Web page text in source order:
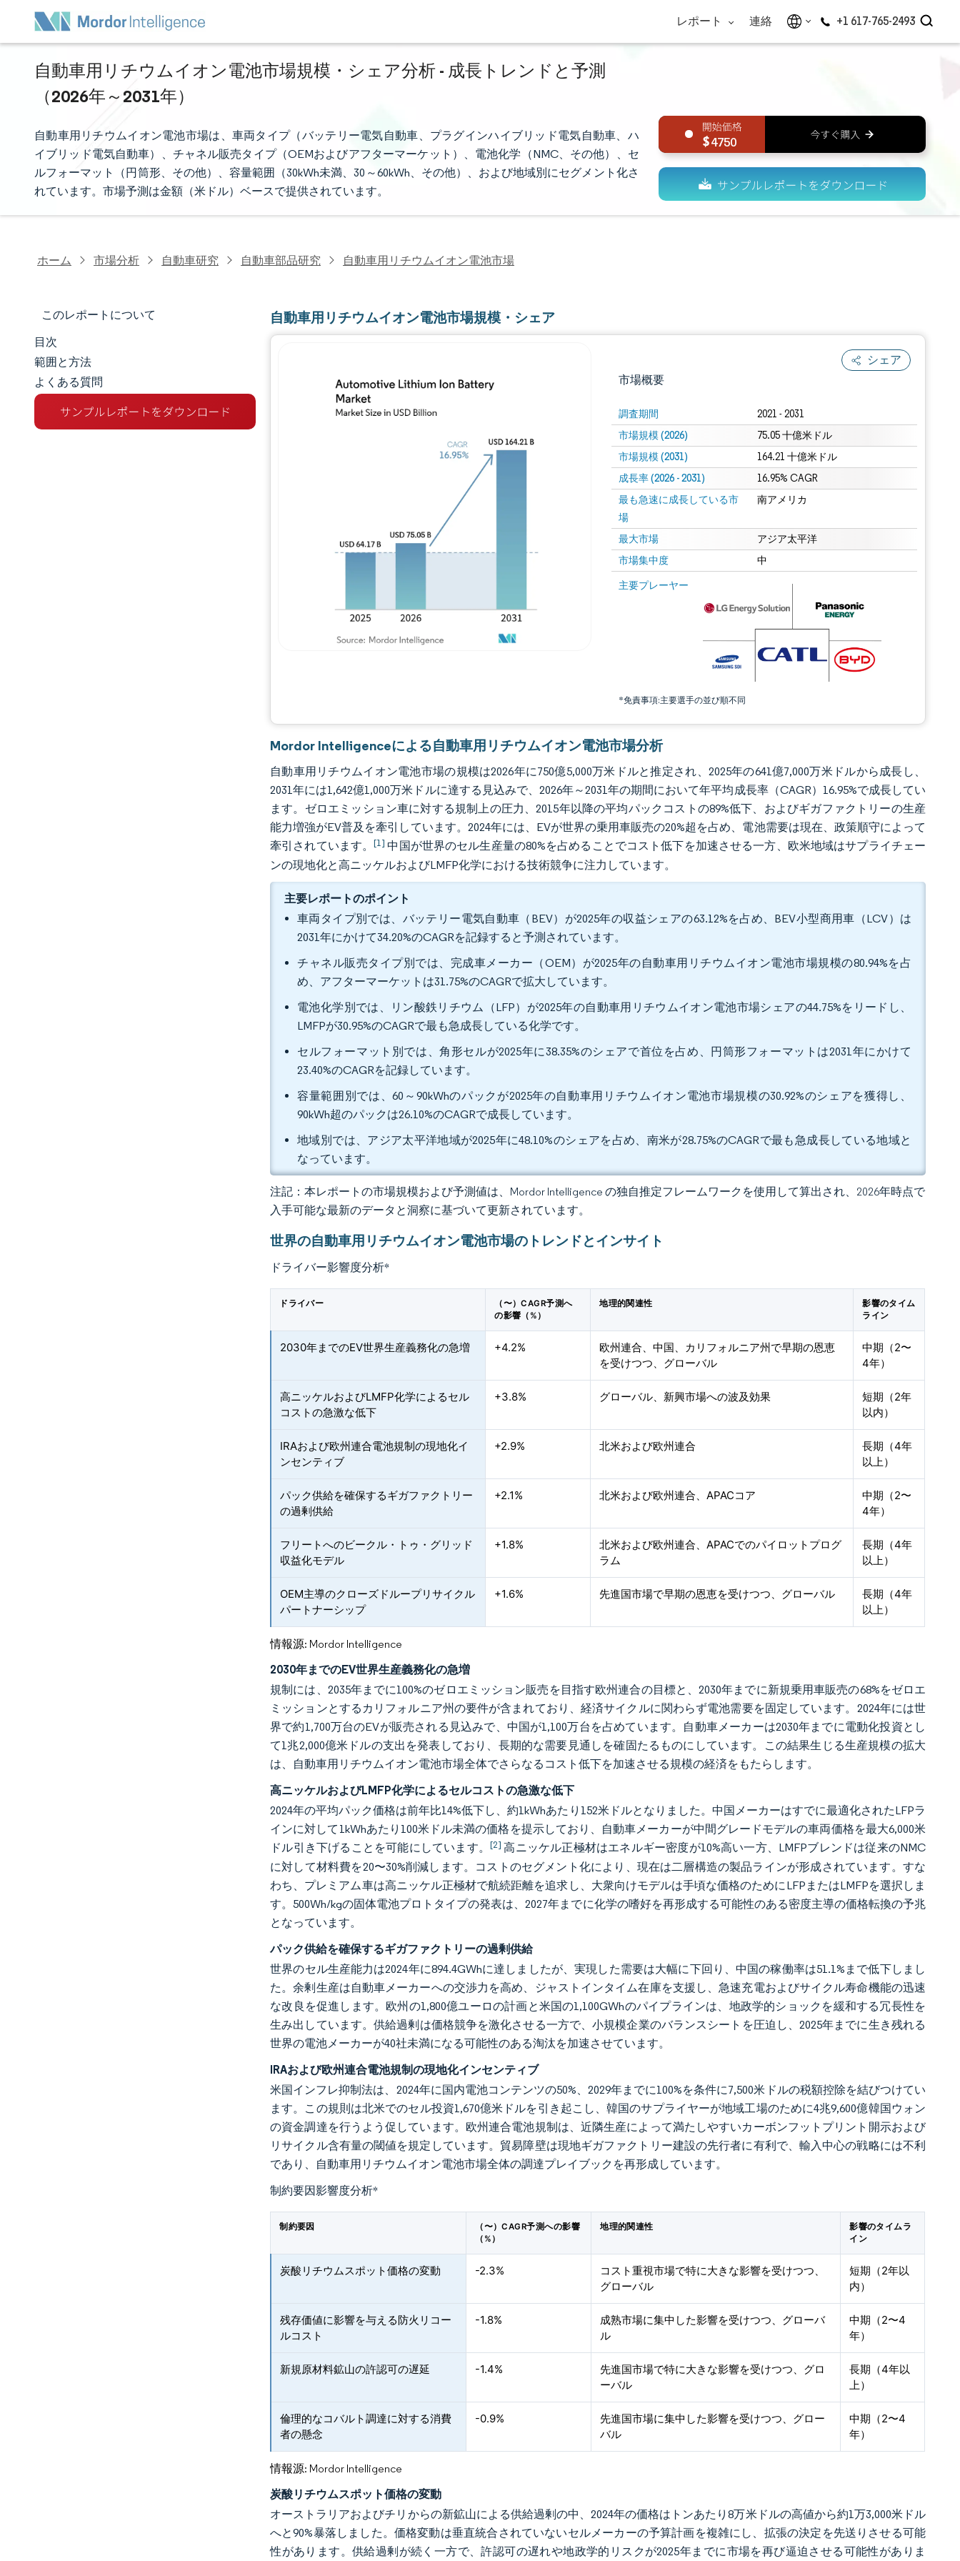
レポート 連絡 +1 617-765-2493
自動車用リチウムイオン電池市場規模・シェア分析 - 成長トレンドと予測
（2026年～2031年）
自動車用リチウムイオン電池市場は、車両タイプ（バッテリー電気自動車、プラグインハイブリッド電気自動車、ハ
イブリッド電気自動車）、チャネル販売タイプ（OEMおよびアフターマーケット）、電池化学（NMC、その他）、セ
ルフォーマット（円筒形、その他）、容量範囲（30kWh未満、30～60kWh、その他）、および地域別にセグメント化さ
れています。市場予測は金額（米ドル）ベースで提供されています。
4750
ホーム 市場分析 自動車研究 自動車部品研究 自動車用リチウムイオン電池市場
このレポートについて
市場規模とシェア
市場分析
トレンドとインサイト
目次
範囲と方法
よくある質問
自動車用リチウムイオン電池市場規模・シェア
シェア
市場概要
調査期間 2021 - 2031
市場規模 (2026) 75.05 十億米ドル
市場規模 (2031) 164.21 十億米ドル
成長率 (2026 - 2031) 16.95% CAGR
最も急速に成長している市
場
南アメリカ
最大市場 アジア太平洋
市場集中度 中
主要プレーヤー
*免責事項:主要選手の並び順不同
画像 © Mordor Intelligence。再利用にはCC BY 4.0の表示が必要です。
画像 © Mordor Intelligence。再利用にはCC BY 4.0の表示が必要です。
Mordor Intelligenceによる自動車用リチウムイオン電池市場分析
自動車用リチウムイオン電池市場の規模は2026年に750億5,000万米ドルと推定され、2025年の641億7,000万米ドルから成長し、
2031年には1,642億1,000万米ドルに達する見込みで、2026年～2031年の期間において年平均成長率（CAGR）16.95%で成長してい
ます。ゼロエミッション車に対する規制上の圧力、2015年以降の平均パックコストの89%低下、およびギガファクトリーの生産
能力増強がEV普及を牽引しています。2024年には、EVが世界の乗用車販売の20%超を占め、電池需要は現在、政策順守によって
牽引されています。[1] 中国が世界のセル生産量の80%を占めることでコスト低下を加速させる一方、欧米地域はサプライチェー
ンの現地化と高ニッケルおよびLMFP化学における技術競争に注力しています。
主要レポートのポイント
車両タイプ別では、バッテリー電気自動車（BEV）が2025年の収益シェアの63.12%を占め、BEV小型商用車（LCV）は
2031年にかけて34.20%のCAGRを記録すると予測されています。
チャネル販売タイプ別では、完成車メーカー（OEM）が2025年の自動車用リチウムイオン電池市場規模の80.94%を占
め、アフターマーケットは31.75%のCAGRで拡大しています。
電池化学別では、リン酸鉄リチウム（LFP）が2025年の自動車用リチウムイオン電池市場シェアの44.75%をリードし、
LMFPが30.95%のCAGRで最も急成長している化学です。
セルフォーマット別では、角形セルが2025年に38.35%のシェアで首位を占め、円筒形フォーマットは2031年にかけて
23.40%のCAGRを記録しています。
容量範囲別では、60～90kWhのパックが2025年の自動車用リチウムイオン電池市場規模の30.92%のシェアを獲得し、
90kWh超のパックは26.10%のCAGRで成長しています。
地域別では、アジア太平洋地域が2025年に48.10%のシェアを占め、南米が28.75%のCAGRで最も急成長している地域と
なっています。
注記：本レポートの市場規模および予測値は、Mordor Intelligence の独自推定フレームワークを使用して算出され、2026年時点で
入手可能な最新のデータと洞察に基づいて更新されています。
世界の自動車用リチウムイオン電池市場のトレンドとインサイト
ドライバー影響度分析*
ドライバー
（〜）CAGR予測へ
の影響（%）
地理的関連性
影響のタイム
ライン
2030年までのEV世界生産義務化の急増 +4.2%
欧州連合、中国、カリフォルニア州で早期の恩恵
を受けつつ、グローバル
中期（2〜
4年）
高ニッケルおよびLMFP化学によるセル
コストの急激な低下
+3.8% グローバル、新興市場への波及効果
短期（2年
以内）
IRAおよび欧州連合電池規制の現地化イ
ンセンティブ
+2.9% 北米および欧州連合
長期（4年
以上）
パック供給を確保するギガファクトリー
の過剰供給
+2.1% 北米および欧州連合、APACコア
中期（2〜
4年）
フリートへのビークル・トゥ・グリッド
収益化モデル
+1.8%
北米および欧州連合、APACでのパイロットプログ
ラム
長期（4年
以上）
OEM主導のクローズドループリサイクル
パートナーシップ
+1.6% 先進国市場で早期の恩恵を受けつつ、グローバル
長期（4年
以上）
情報源: Mordor Intelligence
2030年までのEV世界生産義務化の急増
規制には、2035年までに100%のゼロエミッション販売を目指す欧州連合の目標と、2030年までに新規乗用車販売の68%をゼロエ
ミッションとするカリフォルニア州の要件が含まれており、経済サイクルに関わらず電池需要を固定しています。2024年には世
界で約1,700万台のEVが販売される見込みで、中国が1,100万台を占めています。自動車メーカーは2030年までに電動化投資とし
て1兆2,000億米ドルの支出を発表しており、長期的な需要見通しを確固たるものにしています。この結果生じる生産規模の拡大
は、自動車用リチウムイオン電池市場全体でさらなるコスト低下を加速させる規模の経済をもたらします。
高ニッケルおよびLMFP化学によるセルコストの急激な低下
2024年の平均パック価格は前年比14%低下し、約1kWhあたり152米ドルとなりました。中国メーカーはすでに最適化されたLFPラ
インに対して1kWhあたり100米ドル未満の価格を提示しており、自動車メーカーが中間グレードモデルの車両価格を最大6,000米
ドル引き下げることを可能にしています。[2] 高ニッケル正極材はエネルギー密度が10%高い一方、LMFPブレンドは従来のNMC
に対して材料費を20〜30%削減します。コストのセグメント化により、現在は二層構造の製品ラインが形成されています。すな
わち、プレミアム車は高ニッケル正極材で航続距離を追求し、大衆向けモデルは手頃な価格のためにLFPまたはLMFPを選択しま
す。500Wh/kgの固体電池プロトタイプの発表は、2027年までに化学の嗜好を再形成する可能性のある密度主導の価格転換の予兆
となっています。
パック供給を確保するギガファクトリーの過剰供給
世界のセル生産能力は2024年に894.4GWhに達しましたが、実現した需要は大幅に下回り、中国の稼働率は51.1%まで低下しまし
た。余剰生産は自動車メーカーへの交渉力を高め、ジャストインタイム在庫を支援し、急速充電およびサイクル寿命機能の迅速
な改良を促進します。欧州の1,800億ユーロの計画と米国の1,100GWhのパイプラインは、地政学的ショックを緩和する冗長性を
生み出しています。供給過剰は価格競争を激化させる一方で、小規模企業のバランスシートを圧迫し、2025年までに生き残れる
世界の電池メーカーが40社未満になる可能性のある淘汰を加速させています。
IRAおよび欧州連合電池規制の現地化インセンティブ
米国インフレ抑制法は、2024年に国内電池コンテンツの50%、2029年までに100%を条件に7,500米ドルの税額控除を結びつけてい
ます。この規則は北米でのセル投資1,670億米ドルを引き起こし、韓国のサプライヤーが地域工場のために4兆9,600億韓国ウォン
の資金調達を行うよう促しています。欧州連合電池規制は、近隣生産によって満たしやすいカーボンフットプリント開示および
リサイクル含有量の閾値を規定しています。貿易障壁は現地ギガファクトリー建設の先行者に有利で、輸入中心の戦略には不利
であり、自動車用リチウムイオン電池市場全体の調達プレイブックを再形成しています。
制約要因影響度分析*
制約要因
（〜）CAGR予測への影響
（%）
地理的関連性
影響のタイムラ
イン
炭酸リチウムスポット価格の変動 -2.3%
コスト重視市場で特に大きな影響を受けつつ、
グローバル
短期（2年以
内）
残存価値に影響を与える防火リコー
ルコスト
-1.8%
成熟市場に集中した影響を受けつつ、グローバ
ル
中期（2〜4
年）
新規原材料鉱山の許認可の遅延 -1.4%
先進国市場で特に大きな影響を受けつつ、グロ
ーバル
長期（4年以
上）
倫理的なコバルト調達に対する消費
者の懸念
-0.9%
先進国市場に集中した影響を受けつつ、グロー
バル
中期（2〜4
年）
情報源: Mordor Intelligence
炭酸リチウムスポット価格の変動
オーストラリアおよびチリからの新鉱山による供給過剰の中、2024年の価格はトンあたり8万米ドルの高値から約1万3,000米ドル
へと90%暴落しました。価格変動は垂直統合されていないセルメーカーの予算計画を複雑にし、拡張の決定を先送りさせる可能
性があります。供給過剰が続く一方で、許認可の遅れや地政学的リスクが2025年までに市場を再び逼迫させる可能性がありま